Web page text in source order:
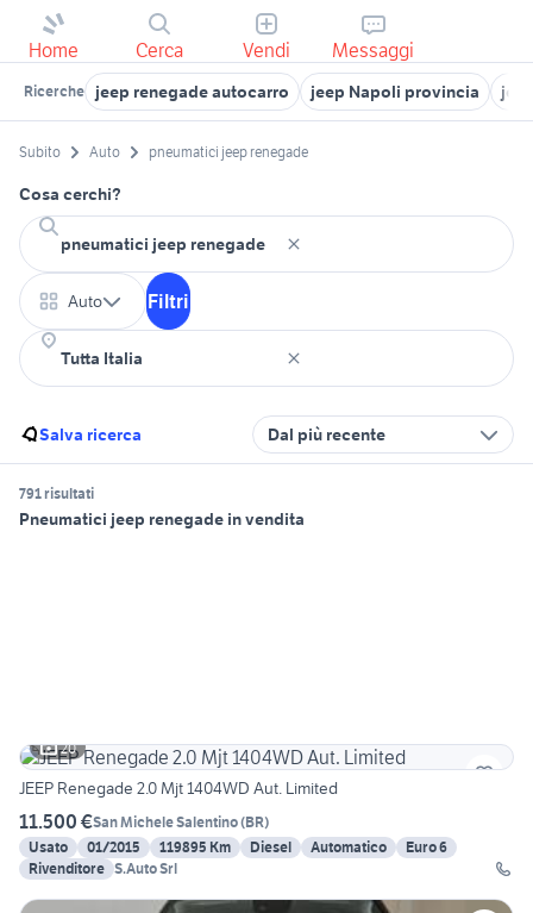
Home Cerca Vendi Messaggi
Ricerche jeep renegade autocarro jeep Napoli provincia
Subito Auto pneumatici jeep renegade
Cosa cerchi?
Auto Filtri
Salva ricerca Dal più recente
791 risultati
Pneumatici jeep renegade in vendita
20
JEEP Renegade 2.0 Mjt 1404WD Aut. Limited
11.500 €San Michele Salentino(BR)
Usato
01/2015 119895 Km Diesel Automatico
Euro 6
Rivenditore S.Auto Srl